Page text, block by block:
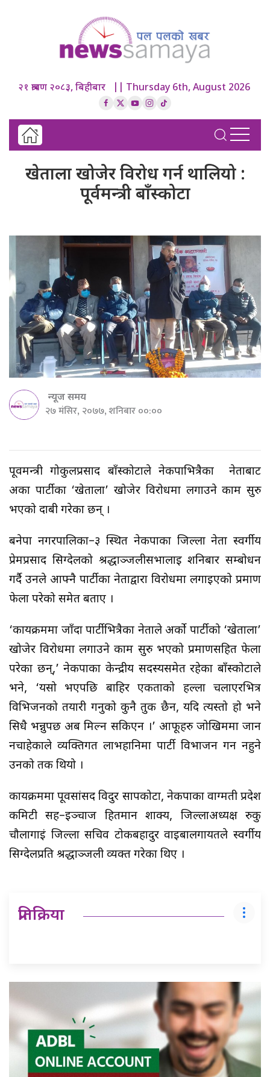
२१ श्रावण २०८३, बिहीबार || Thursday 6th, August 2026
खेताला खोजेर विरोध गर्न थालियो :
पूर्वमन्त्री बाँस्कोटा
न्यूज समय
२७ मंसिर, २०७७, शनिबार ००:००
पूर्वमन्त्री गोकुलप्रसाद बाँस्कोटाले नेकपाभित्रैका नेताबाट
अर्का पार्टीका ‘खेताला’ खोजेर विरोधमा लगाउने काम सुरु
भएको दाबी गरेका छन् ।
बनेपा नगरपालिका–३ स्थित नेकपाका जिल्ला नेता स्वर्गीय
प्रेमप्रसाद सिग्देलको श्रद्धाञ्जलीसभालाई शनिबार सम्बोधन
गर्दै उनले आफ्नै पार्टीका नेताद्वारा विरोधमा लगाइएको प्रमाण
फेला परेको समेत बताए ।
‘कार्यक्रममा जाँदा पार्टीभित्रैका नेताले अर्को पार्टीको ‘खेताला’
खोजेर विरोधमा लगाउने काम सुरु भएको प्रमाणसहित फेला
परेका छन्,’ नेकपाका केन्द्रीय सदस्यसमेत रहेका बाँस्कोटाले
भने, ‘यसो भएपछि बाहिर एकताको हल्ला चलाएरभित्र
विभिजनको तयारी गर्नुको कुनै तुक छैन, यदि त्यस्तो हो भने
सिधै भन्नुपर्छ अब मिल्न सकिएन ।’ आफूहरु जोखिममा जान
नचाहेकाले व्यक्तिगत लाभहानिमा पार्टी विभाजन गर्न नहुने
उनको तर्क थियो ।
कार्यक्रममा पूर्वसांसद विदुर सापकोटा, नेकपाका वाग्मती प्रदेश
कमिटी सह–इञ्चार्ज हितमान शाक्य, जिल्लाअध्यक्ष रुकु
चौलागाईं जिल्ला सचिव टोकबहादुर वाइबालगायतले स्वर्गीय
सिग्देलप्रति श्रद्धाञ्जली व्यक्त गरेका थिए ।
प्रतिक्रिया